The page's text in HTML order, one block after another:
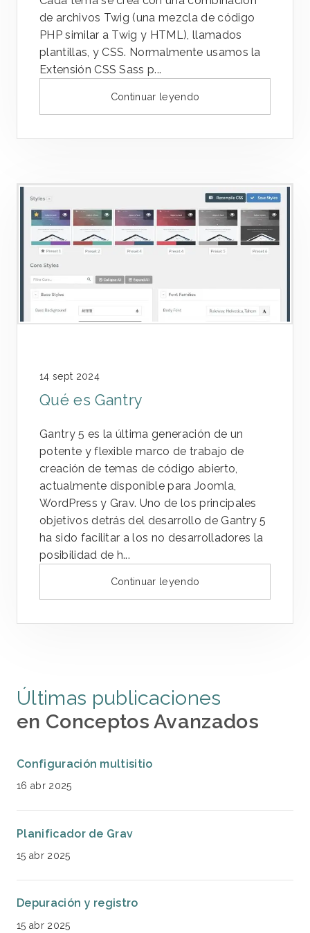
de archivos Twig (una mezcla de código
PHP similar a Twig y HTML), llamados
plantillas, y CSS. Normalmente usamos la
Extensión CSS Sass p...
Continuar leyendo
14 sept 2024
Qué es Gantry
Gantry 5 es la última generación de un
potente y flexible marco de trabajo de
creación de temas de código abierto,
actualmente disponible para Joomla,
WordPress y Grav. Uno de los principales
objetivos detrás del desarrollo de Gantry 5
ha sido facilitar a los no desarrolladores la
posibilidad de h...
Continuar leyendo
Últimas publicaciones
en Conceptos Avanzados
Configuración multisitio
16 abr 2025
Planificador de Grav
15 abr 2025
Depuración y registro
15 abr 2025